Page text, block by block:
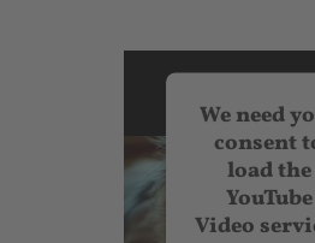
We need
consent
load the
YouTube
Video